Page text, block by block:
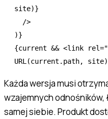
site)}
  />
)}
{current && <link rel=
URL (current .path,
Każda wersja musi
wzajemnych odnośników,
samej siebie. Produkt